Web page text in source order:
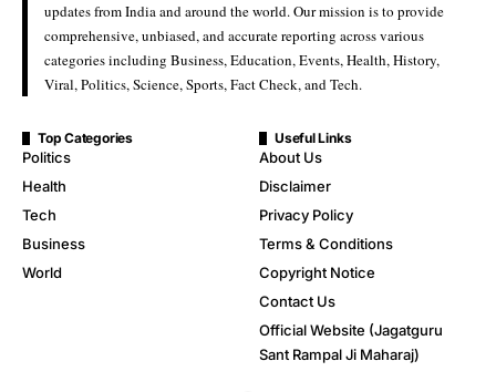
updates from India and around the world. Our mission is to provide
comprehensive, unbiased, and accurate reporting across various
categories including Business, Education, Events, Health, History,
Viral, Politics, Science, Sports, Fact Check, and Tech.
Top Categories
Politics
Health
Tech
Business
World
Useful Links
About Us
Disclaimer
Privacy Policy
Terms & Conditions
Copyright Notice
Contact Us
Official Website (Jagatguru
Sant Rampal Ji Maharaj)